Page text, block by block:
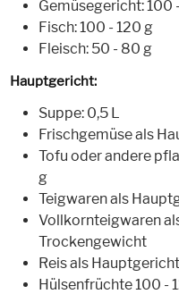
Gemüsegericht: 100
Fisch: 100 - 120 g
Fleisch: 50 - 80 g
Hauptgericht:
Suppe: 0,5 L
Frischgemüse als
Tofu oder andere
g
Teigwaren als
Vollkornteigwaren
Trockengewicht
Reis als
Hülsenfrüchte 100 -